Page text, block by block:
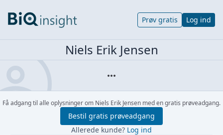
Prøv gratis Log ind
Niels Erik Jensen
Få adgang til alle oplysninger om Niels Erik Jensen med en gratis prøveadgang.
Bestil gratis prøveadgang
Allerede kunde? Log ind